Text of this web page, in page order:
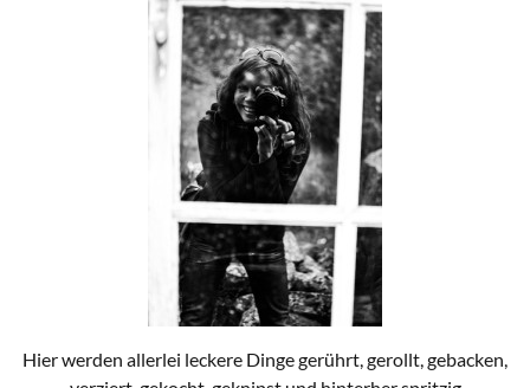
Hier werden allerlei leckere Dinge gerührt, gerollt, gebacken,